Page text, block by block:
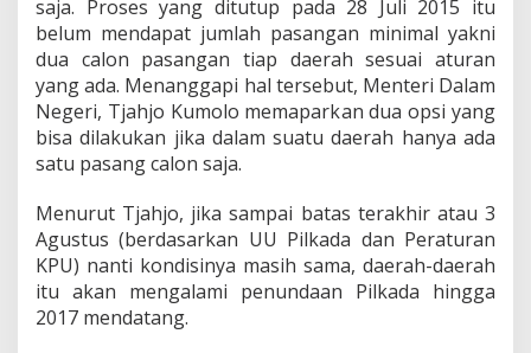
a
d
a
S
e
r
e
n
a
k
T
e
r
saja. Proses yang ditutup pada 28 Juli 2015 itu
belum mendapat jumlah pasangan minimal yakni
dua calon pasangan tiap daerah sesuai aturan
yang ada. Menanggapi hal tersebut, Menteri Dalam
Negeri, Tjahjo Kumolo memaparkan dua opsi yang
bisa dilakukan jika dalam suatu daerah hanya ada
satu pasang calon saja.
Menurut Tjahjo, jika sampai batas terakhir atau 3
Agustus (berdasarkan UU Pilkada dan Peraturan
KPU) nanti kondisinya masih sama, daerah-daerah
itu akan mengalami penundaan Pilkada hingga
2017 mendatang.